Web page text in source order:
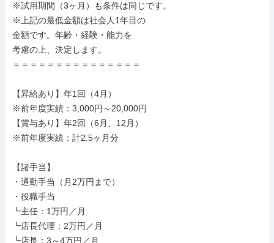
※試用期間（3ヶ月）も条件は同じです。
※上記の最低金額は社会人1年目の
金額です。年齢・経験・能力を
考慮の上、決定します。
＝＝＝＝＝＝＝＝＝＝＝＝＝＝＝
【昇給あり】年1回（4月）
※前年度実績：3,000円～20,000円
【賞与あり】年2回（6月、12月）
※前年度実績：計2.5ヶ月分
【諸手当】
・通勤手当（月2万円まで）
・役職手当
┗主任：1万円／月
┗店長代理：2万円／月
┗店長：3～4万円／月